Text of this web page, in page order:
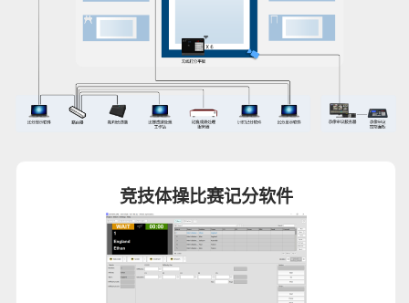
竞技体操比赛记分软件